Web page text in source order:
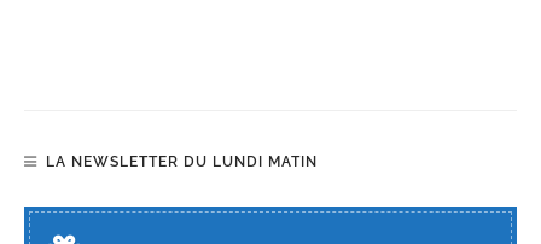
LA NEWSLETTER DU LUNDI MATIN